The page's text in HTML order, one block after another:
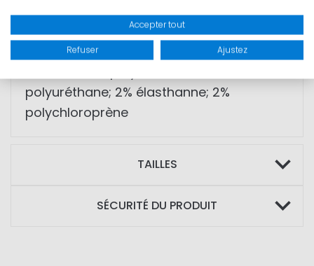
sportif
• fabrication de haute qualité
polyuréthane; 2% élasthanne; 2%
polychloroprène
TAILLES
SÉCURITÉ DU PRODUIT
Accepter tout
Refuser Ajustez